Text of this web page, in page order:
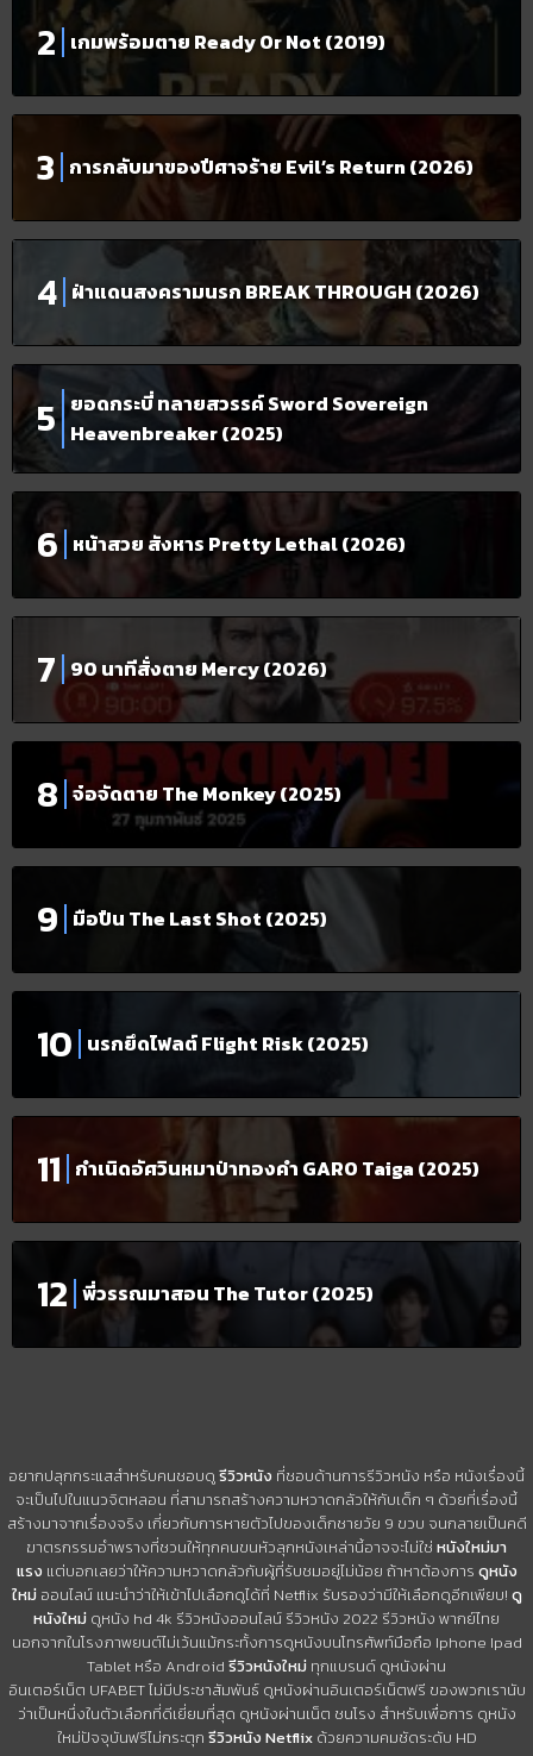
เกมพร้อมตาย Ready Or Not (2019)
การกลับมาของปีศาจร้าย Evil’s Return (2026)
ฝ่าแดนสงครามนรก BREAK THROUGH (2026)
ยอดกระบี่ ทลายสวรรค์ Sword Sovereign
Heavenbreaker (2025)
หน้าสวย สังหาร Pretty Lethal (2026)
90 นาทีสั่งตาย Mercy (2026)
จ๋อจัดตาย The Monkey (2025)
มือปืน The Last Shot (2025)
นรกยึดไฟลต์ Flight Risk (2025)
กำเนิดอัศวินหมาป่าทองคำ GARO Taiga (2025)
พี่วรรณมาสอน The Tutor (2025)
อยากปลุกกระแสสำหรับคนชอบดูรีวิวหนัง ที่ชอบด้านการรีวิวหนัง หรือ หนังเรื่องนี้
จะเป็นไปในแนวจิตหลอน ที่สามารถสร้างความหวาดกลัวให้กับเด็ก ๆ ด้วยที่เรื่องนี้
สร้างมาจากเรื่องจริง เกี่ยวกับการหายตัวไปของเด็กชายวัย 9 ขวบ จนกลายเป็นคดี
ฆาตรกรรมอำพรางที่ชวนให้ทุกคนขนหัวลุกหนังเหล่านี้อาจจะไม่ใช่ หนังใหม่มา
แรง แต่บอกเลยว่าให้ความหวาดกลัวกับผู้ที่รับชมอยู่ไม่น้อย ถ้าหาต้องการ ดูหนัง
ใหม่ ออนไลน์ แนะนำว่าให้เข้าไปเลือกดูได้ที่ Netflix รับรองว่ามีให้เลือกดูอีกเพียบ! ดู
หนังใหม่ ดูหนัง hd 4k รีวิวหนังออนไลน์ รีวิวหนัง 2022 รีวิวหนัง พากย์ไทย
นอกจากในโรงภาพยนต์ไม่เว้นแม้กระทั้งการดูหนังบนโทรศัพท์มือถือ Iphone Ipad
Tablet หรือ Android รีวิวหนังใหม่ ทุกแบรนด์ ดูหนังผ่าน
อินเตอร์เน็ต UFABET ไม่มีประชาสัมพันธ์ ดูหนังผ่านอินเตอร์เน็ตฟรี ของพวกเรานับ
ว่าเป็นหนึ่งในตัวเลือกที่ดีเยี่ยมที่สุด ดูหนังผ่านเน็ต ชนโรง สำหรับเพื่อการ ดูหนัง
ใหม่ปัจจุบันฟรีไม่กระตุก รีวิวหนัง Netflix ด้วยความคมชัดระดับ HD